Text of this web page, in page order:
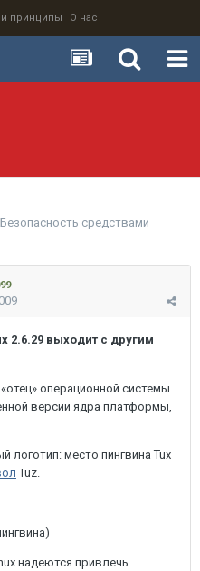
принципы О нас
Безопасность средствами
2.6.29 выходит с другим
операционной системы
версии ядра платформы,
логотип: место пингвина Tux
Tuz.
надеются привлечь